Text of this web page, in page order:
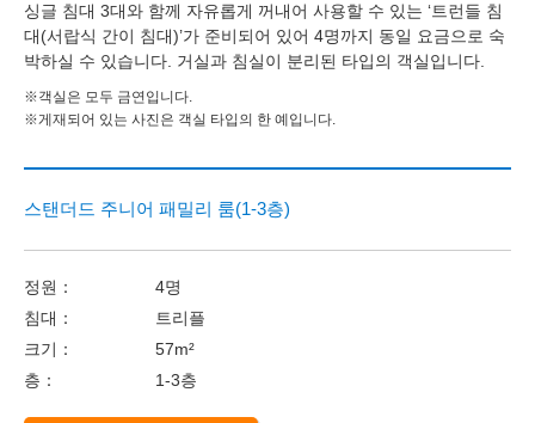
싱글 침대 3대와 함께 자유롭게 꺼내어 사용할 수 있는 ‘트런들 침
대(서랍식 간이 침대)’가 준비되어 있어 4명까지 동일 요금으로 숙
박하실 수 있습니다. 거실과 침실이 분리된 타입의 객실입니다.
※객실은 모두 금연입니다.
※게재되어 있는 사진은 객실 타입의 한 예입니다.
스탠더드 주니어 패밀리 룸(1-3층)
정원：
4명
침대：
트리플
크기：
57m²
층：
1-3층